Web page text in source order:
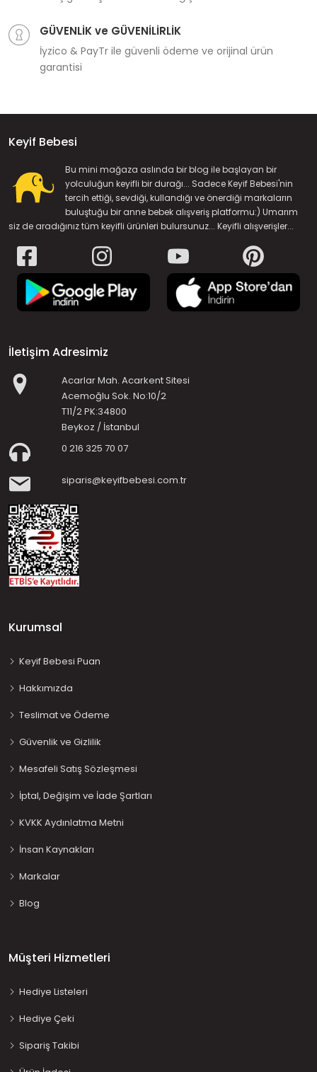
GÜVENLİK ve GÜVENİLİRLİK
İyzico & PayTr ile güvenli ödeme ve orijinal ürün
garantisi
Keyif Bebesi
Bu mini mağaza aslında bir blog ile başlayan bir
yolculuğun keyifli bir durağı... Sadece Keyif Bebesi'nin
tercih ettiği, sevdiği, kullandığı ve önerdiği markaların
buluştuğu bir anne bebek alışveriş platformu:) Umarım
siz de aradığınız tüm keyifli ürünleri bulursunuz... Keyifli alışverişler...
İletişim Adresimiz
Acarlar Mah. Acarkent Sitesi
Acemoğlu Sok. No:10/2
T11/2 PK:34800
Beykoz / İstanbul
0 216 325 70 07
siparis@keyifbebesi.com.tr
Kurumsal
Keyif Bebesi Puan
Hakkımızda
Teslimat ve Ödeme
Güvenlik ve Gizlilik
Mesafeli Satış Sözleşmesi
İptal, Değişim ve İade Şartları
KVKK Aydınlatma Metni
İnsan Kaynakları
Markalar
Blog
Müşteri Hizmetleri
Hediye Listeleri
Hediye Çeki
Sipariş Takibi